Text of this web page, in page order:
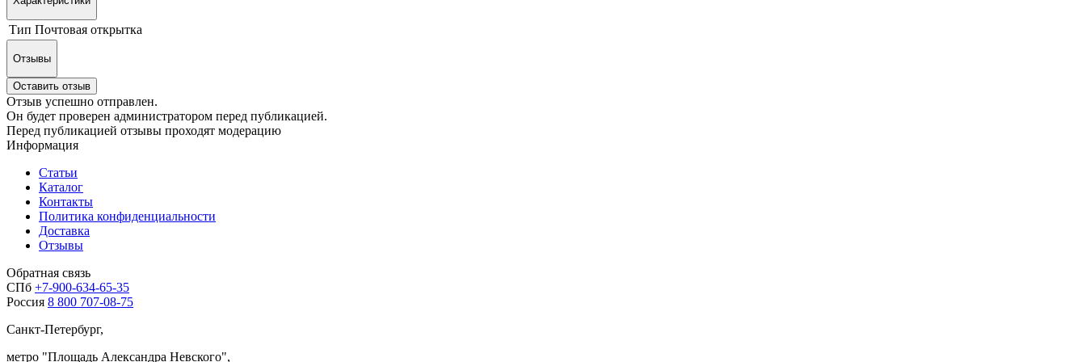
Тип Почтовая открытка
Отзывы
Оставить отзыв
Отзыв успешно отправлен.
Он будет проверен администратором перед публикацией.
Перед публикацией отзывы проходят модерацию
Информация
Статьи
Каталог
Контакты
Политика конфиденциальности
Доставка
Отзывы
Обратная связь
СПб +7-900-634-65-35
Россия 8 800 707-08-75
Санкт-Петербург,
метро "Площадь Александра Невского",